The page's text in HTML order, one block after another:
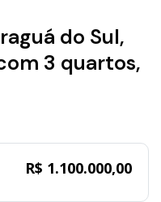
do Sul,
3 quartos,
R$ 1.100.000,00